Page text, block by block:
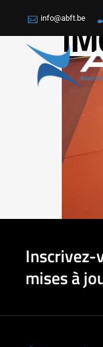
info@abft.be
Inscrivez-
mises à